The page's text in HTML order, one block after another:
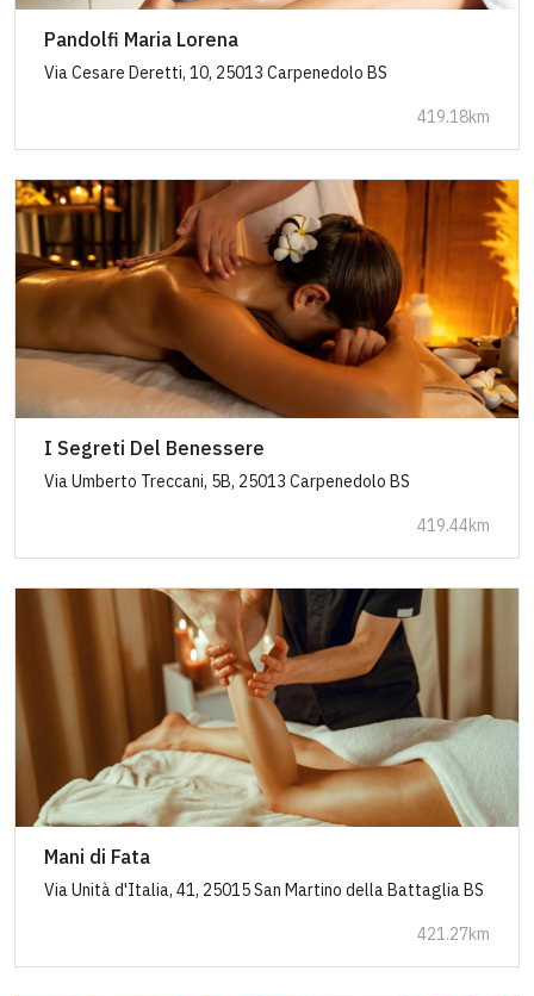
Pandolfi Maria Lorena
Via Cesare Deretti, 10, 25013 Carpenedolo BS
419.18km
I Segreti Del Benessere
Via Umberto Treccani, 5B, 25013 Carpenedolo BS
419.44km
Mani di Fata
Via Unità d'Italia, 41, 25015 San Martino della Battaglia BS
421.27km